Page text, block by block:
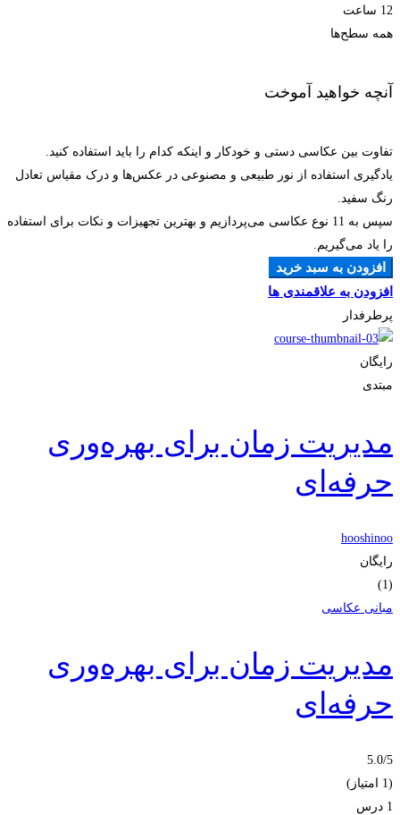
12 ساعت
همه سطح‌ها
آنچه خواهید آموخت
تفاوت بین عکاسی دستی و خودکار و اینکه کدام را باید استفاده کنید.
یادگیری استفاده از نور طبیعی و مصنوعی در عکس‌ها و درک مقیاس تعادل
رنگ سفید.
سپس به 11 نوع عکاسی می‌پردازیم و بهترین تجهیزات و نکات برای استفاده
را یاد می‌گیریم.
افزودن به سبد خرید
افزودن به علاقمندی ها
پرطرفدار
رایگان
مبتدی
مدیریت زمان برای بهره‌وری
حرفه‌ای
hooshinoo
رایگان
(1)
مبانی عکاسی
مدیریت زمان برای بهره‌وری
حرفه‌ای
5.0/5
(1 امتیاز)
1 درس‌